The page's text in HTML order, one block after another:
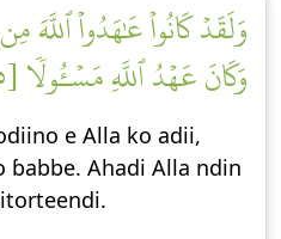
وَلَقَدۡ كَانُواْ عَٰهَدُواْ ٱللَّهَ
وَكَانَ عَهۡدُ ٱللَّهِ مَسۡـُٔولٗا [١٥]
e Alla ko adii,
Ahadi Alla ndin